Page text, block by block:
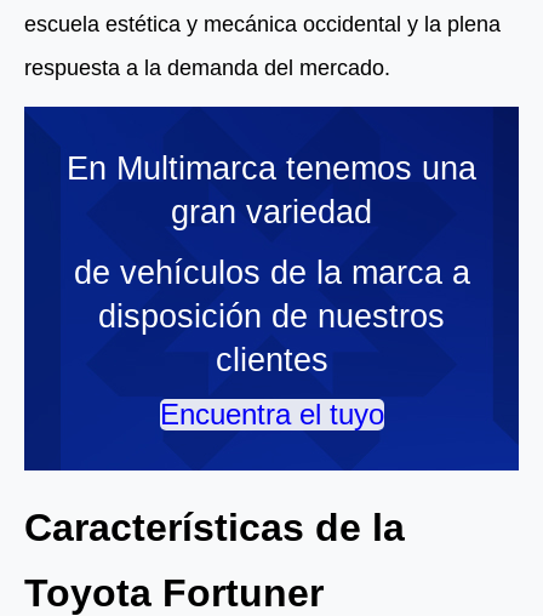
escuela estética y mecánica occidental y la plena
respuesta a la demanda del mercado.
En Multimarca tenemos una
gran variedad
de vehículos de la marca a
disposición de nuestros
clientes
Encuentra el tuyo
Características de la
Toyota Fortuner